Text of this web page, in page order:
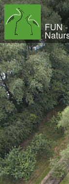
Wir - der FUN
Der Verein
Kontakt
Der
Orts-
Satzung
Projekte
Initiative
Urwald
FUN